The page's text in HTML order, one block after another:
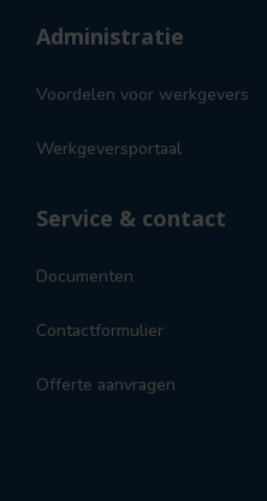
Administratie
Voordelen voor werkgevers
Werkgeversportaal
Service & contact
Documenten
Contactformulier
Offerte aanvragen